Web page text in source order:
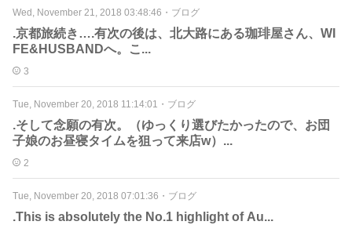
Wed, November 21, 2018 03:48:46 ・ ブログ
.京都旅続き….有次の後は、北大路にある珈琲屋さん、WI
FE&HUSBANDへ。こ...
3
Tue, November 20, 2018 11:14:01 ・ ブログ
.そして念願の有次。（ゆっくり選びたかったので、お団
子娘のお昼寝タイムを狙って来店w）...
2
Tue, November 20, 2018 07:01:36 ・ ブログ
.This is absolutely the No.1 highlight of Au...